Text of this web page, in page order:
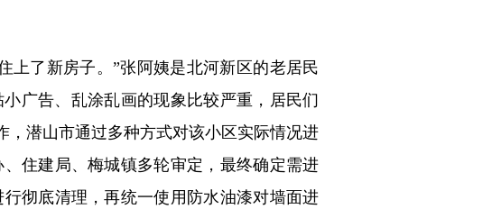
了新房子。”张阿姨是北河新区的老居民
广告、乱涂乱画的现象比较严重，居民们
，潜山市通过多种方式对该小区实际情况进
住建局、梅城镇多轮审定，最终确定需进
彻底清理，再统一使用防水油漆对墙面进